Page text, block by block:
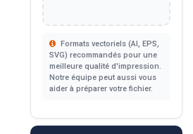
Formats vectoriels (AI, EPS,
SVG) recommandés pour une
meilleure qualité d'impression.
Notre équipe peut aussi vous
aider à préparer votre fichier.